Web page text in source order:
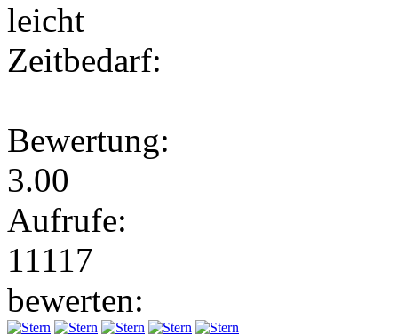
leicht
Zeitbedarf:
Bewertung:
3.00
Aufrufe:
11117
bewerten: